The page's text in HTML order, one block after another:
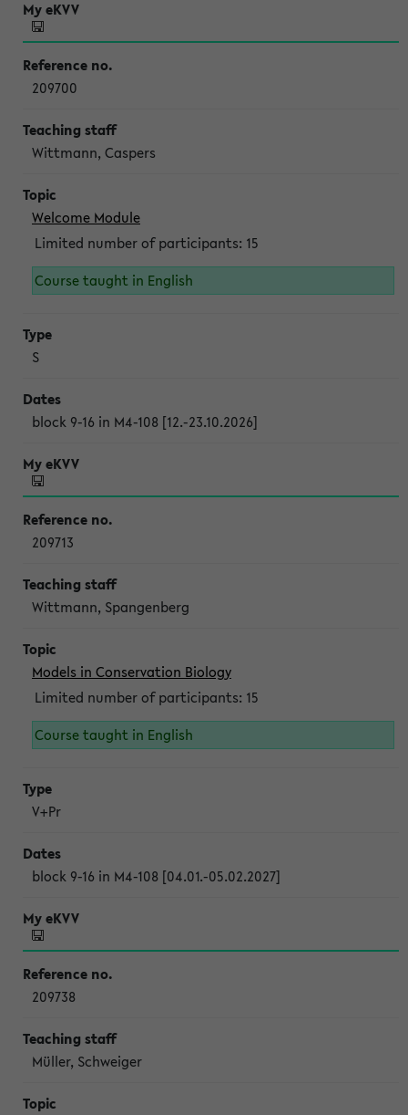
209700
Wittmann, Caspers
Welcome Module
Limited number of participants: 15
Course taught in English
S
block 9-16 in M4-108 [12.-23.10.2026]
209713
Wittmann, Spangenberg
Models in Conservation Biology
Limited number of participants: 15
Course taught in English
V+Pr
block 9-16 in M4-108 [04.01.-05.02.2027]
209738
Müller, Schweiger